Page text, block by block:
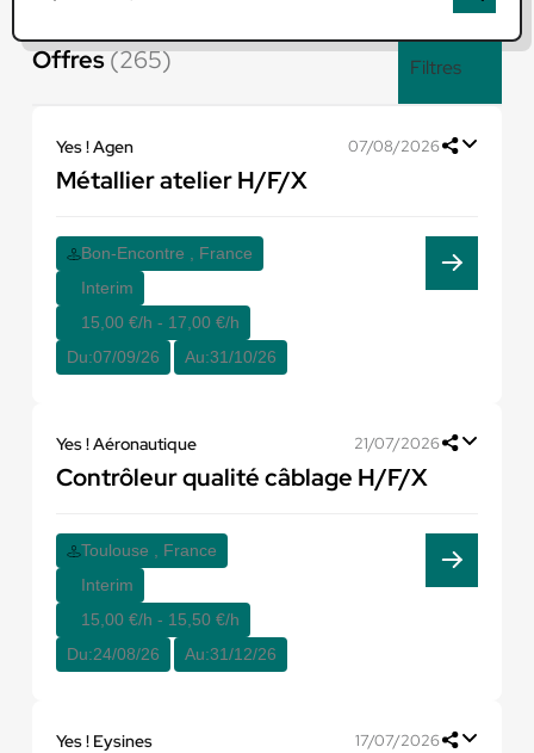
Offres(265) Filtres
Yes ! Agen 07/08/2026
Métallier atelier H/F/X
Bon-Encontre , France
Interim
15,00 €/h - 17,00 €/h
Du:07/09/26 Au:31/10/26
Yes ! Aéronautique 21/07/2026
Contrôleur qualité câblage H/F/X
Toulouse , France
Interim
15,00 €/h - 15,50 €/h
Du:24/08/26 Au:31/12/26
Yes ! Eysines 17/07/2026